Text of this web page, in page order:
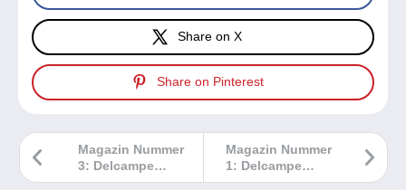
Share on X
Share on Pinterest
Magazin Nummer
1: Delcampe
Magazin
Magazin Nummer
3: Delcampe
Magazin